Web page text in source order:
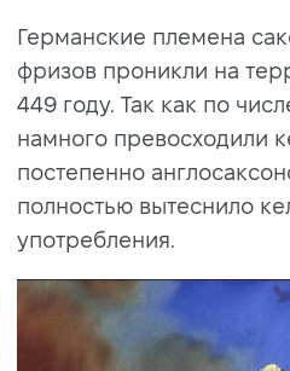
Германские племена
фризов проникли на
449 году. Так как по
намного превосходили
постепенно
полностью вытеснило
употребления.